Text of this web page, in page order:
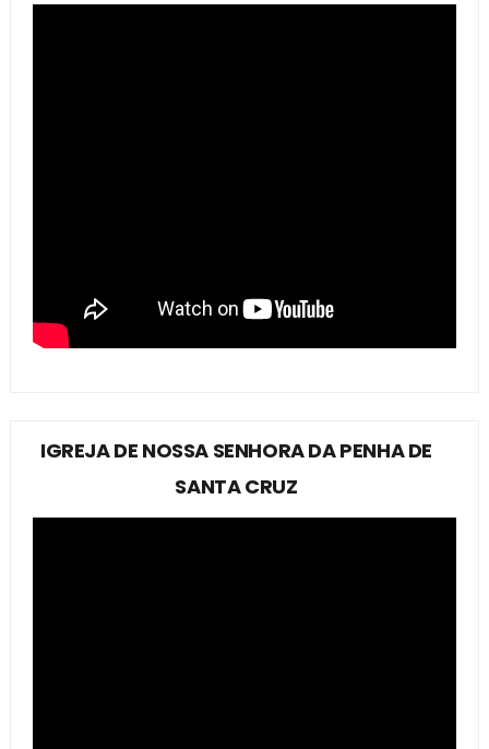
IGREJA DE NOSSA SENHORA DA PENHA DE
SANTA CRUZ